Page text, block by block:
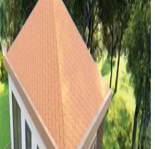
Bitki ve Mum
ve Fonksiyonel Yaklaşımlar
bitkiler doğal canlılık katarken, mumlar
sağlar. Doğru bitki seçimi ve güvenli mum
bir ortam yaratır.
Aydınlatma, Renk ve
Yöntemleri
aydınlatma, renk uyumu ve düzenleme
dolaplar ve siyah buzdolabı gibi unsurlar
ve aksesuarlar atmosferi canlandırır.
İşlevsel ve Yaratıcı